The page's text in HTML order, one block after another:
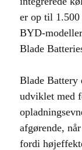
er op til
BYD-
Blade
Blade Battery
udviklet med
afgørende,
fordi